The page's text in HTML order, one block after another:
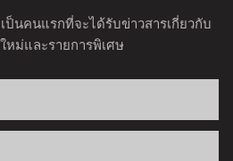
นคนแรกที่จะได้รับข่าวสารเกี่ยวกับ
ม่และรายการพิเศษ